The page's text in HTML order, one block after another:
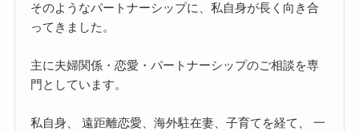
そのようなパートナーシップに、私自身が長く向き合
ってきました。
主に夫婦関係・恋愛・パートナーシップのご相談を専
門としています。
私自身、 遠距離恋愛、海外駐在妻、子育てを経て、 一